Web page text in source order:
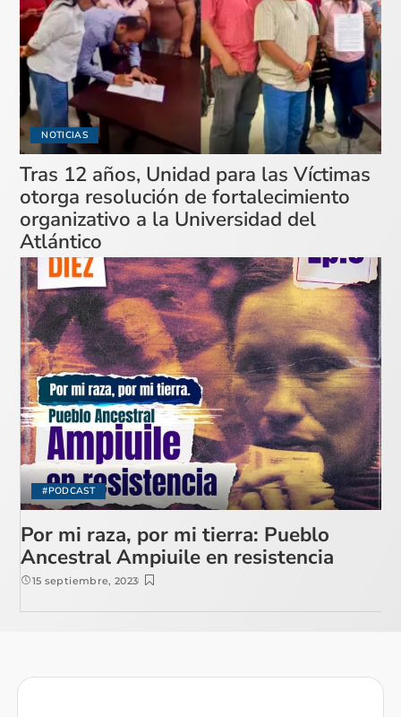
NOTICIAS
Tras 12 años, Unidad para las Víctimas
otorga resolución de fortalecimiento
organizativo a la Universidad del
Atlántico
#PODCAST
Por mi raza, por mi tierra: Pueblo
Ancestral Ampiuile en resistencia
15 septiembre, 2023